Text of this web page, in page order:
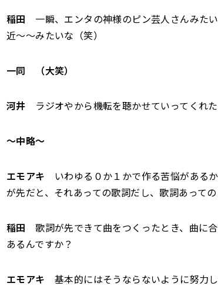
稲田 一瞬、エンタの神様のピン芸人さんみた
近〜〜みたいな（笑）
一同 （大笑）
河井 ラジオやから機転を聴かせていってくれた
〜中略〜
エモアキ いわゆる０か１かで作る苦悩がある
が先だと、それあっての歌詞だし、歌詞あっての
稲田歌詞が先できて曲をつくったとき、曲に
あるんですか？
エモアキ 基本的にはそうならないように努力